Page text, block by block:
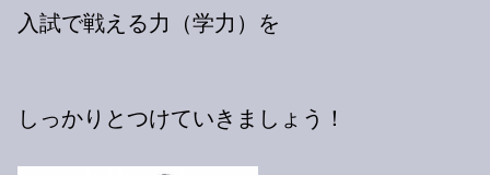
入試で戦える力（学力）を
しっかりとつけていきましょう！